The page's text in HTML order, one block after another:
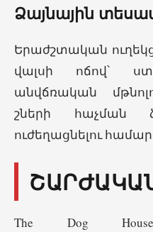
Ձայնային
Երաժշտական
վալսի ոճով՝
անվճռական
շների հաչման
ուժեղացնելու
The Dog